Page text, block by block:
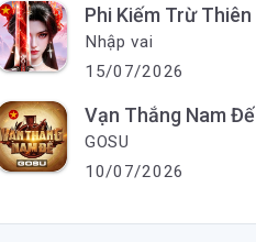
Nhập vai
15/07/2026
Vạn Thắng Nam Đế
GOSU
10/07/2026